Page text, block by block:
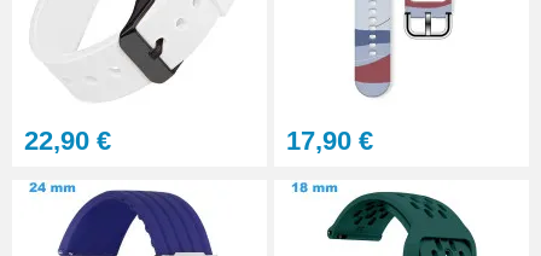
professionnel BERGEON
28,90 €
Interchangeable
Kit Réparation Montre
22,90 € 17,90 €